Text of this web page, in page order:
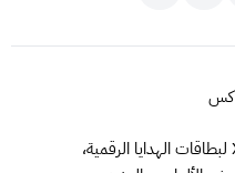
موسوعة بوابة إكس | XGATE لبطاقات الهدايا الرقمية،